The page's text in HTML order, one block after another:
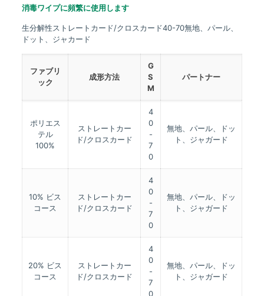
消毒ワイプに頻繁に使用します
生分解性ストレートカード/クロスカード40-70無地、パール、
ドット、ジャカード
ファブリ
ック
成形方法
G
S
M
パートナー
ポリエス
テル
100%
ストレートカー
ド/クロスカード
4
0
-
7
0
無地、パール、ドッ
ト、ジャガード
10% ビス
コース
ストレートカー
ド/クロスカード
4
0
-
7
0
無地、パール、ドッ
ト、ジャガード
20% ビス
コース
ストレートカー
ド/クロスカード
4
0
-
7
0
無地、パール、ドッ
ト、ジャガード